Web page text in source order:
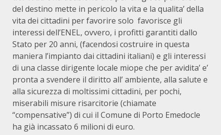
del destino mette in pericolo la vita e la qualita’ della
vita dei cittadini per favorire solo favorisce gli
interessi dell’ENEL, ovvero, i profitti garantiti dallo
Stato per 20 anni, (facendosi costruire in questa
maniera l’impianto dai cittadini italiani) e gli interessi
di una classe dirigente locale miope che per avidita’ e’
pronta a svendere il diritto all’ ambiente, alla salute e
alla sicurezza di moltissimi cittadini, per pochi,
miserabili misure risarcitorie (chiamate
“compensative”) di cui il Comune di Porto Emedocle
ha già incassato 6 milioni di euro.